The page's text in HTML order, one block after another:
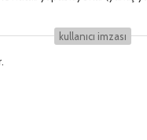
kullanıcı i̇mzası